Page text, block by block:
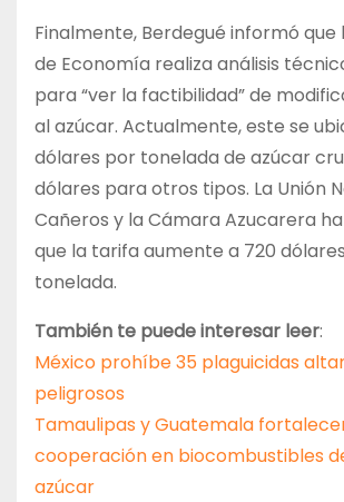
Finalmente, Berdegué informó
de Economía realiza análisis
para “ver la factibilidad” de
al azúcar. Actualmente, este se
dólares por tonelada de azúcar
dólares para otros tipos. La Unión
Cañeros y la Cámara Azucarera
que la tarifa aumente a 720
tonelada.
También te puede interesar leer:
México prohíbe 35 plaguicidas
peligrosos
Tamaulipas y Guatemala
cooperación en biocombustibles
azúcar